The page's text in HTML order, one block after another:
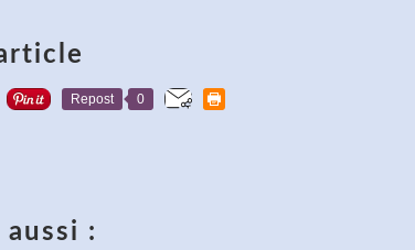
Repost 0
aussi :